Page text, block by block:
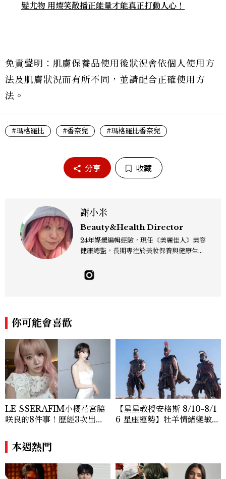
髮尤物 用燦笑散播正能量才能真正打動人心！
免責聲明：肌膚保養品使用後狀況會依個人使用方
法及肌膚狀況而有所不同，並請配合正確使用方
法。
#瑪格羅比 #香奈兒 #瑪格羅比香奈兒
分享 收藏
謝小米
Beauty&Health Director
24年媒體編輯經驗，現任《美麗佳人》美容
健康總監，長期專注於美妝保養與健康生活
歡，皮膚之上、毛孔之下都關心。擅長將皮
膚保養、彩妝髮型、香水新知與日常實踐串
你可能會喜歡
LE SSERAFIM小櫻花宮脇
咲良的8件事！歷經3次出
王、靠「這招」養成17吋螞蟻
腰
【星星教授安格斯 8/10-8/1
6 星座運勢】牡羊情緒變敏
本週熱門